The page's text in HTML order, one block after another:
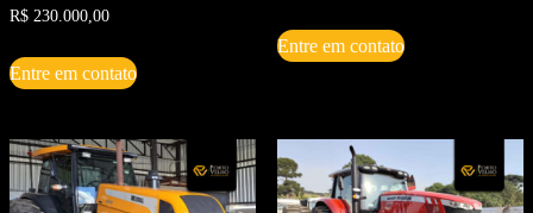
R$ 230.000,00
Entre em contato
Entre em contato